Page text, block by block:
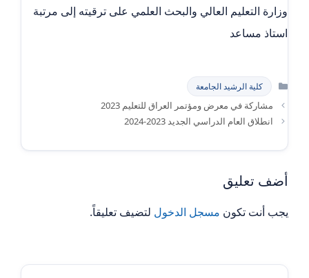
وزارة التعليم العالي والبحث العلمي على ترقيته إلى مرتبة
استاذ مساعد
التصنيفات
كلية الرشيد الجامعة
مشاركة في معرض ومؤتمر العراق للتعليم 2023
انطلاق العام الدراسي الجديد 2023-2024
أضف تعليق
يجب أنت تكون مسجل الدخول لتضيف تعليقاً.